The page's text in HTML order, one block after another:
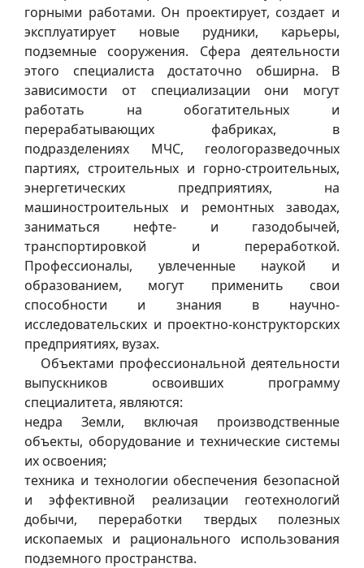
горными работами. Он проектирует, создает и
эксплуатирует новые рудники, карьеры,
подземные сооружения. Сфера деятельности
этого специалиста достаточно обширна. В
зависимости от специализации они могут
работать на обогатительных и
перерабатывающих фабриках, в
подразделениях МЧС, геологоразведочных
партиях, строительных и горно-строительных,
энергетических предприятиях, на
машиностроительных и ремонтных заводах,
заниматься нефте- и газодобычей,
транспортировкой и переработкой.
Профессионалы, увлеченные наукой и
образованием, могут применить свои
способности и знания в научно-
исследовательских и проектно-конструкторских
предприятиях, вузах.
Объектами профессиональной деятельности
выпускников освоивших программу
специалитета, являются:
недра Земли, включая производственные
объекты, оборудование и технические системы
их освоения;
техника и технологии обеспечения безопасной
и эффективной реализации геотехнологий
добычи, переработки твердых полезных
ископаемых и рационального использования
подземного пространства.